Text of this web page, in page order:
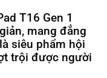
T16 Gen 1
mang đẳng
siêu phẩm hội
trội được người